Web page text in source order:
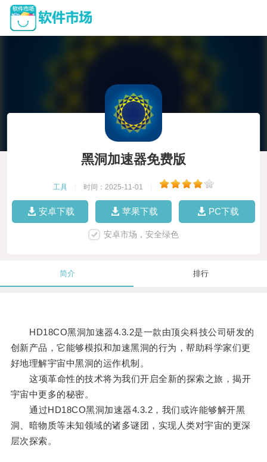
黑洞加速器免费版
工具 时间：2025-11-01
安卓下载 苹果下载 PC下载
安卓市场，安全绿色
简介 排行
HD18CO黑洞加速器4.3.2是一款由顶尖科技公司研发的
创新产品，它能够模拟和加速黑洞的行为，帮助科学家们更
好地理解宇宙中黑洞的运作机制。
这项革命性的技术将为我们开启全新的探索之旅，揭开
宇宙中更多的秘密。
通过HD18CO黑洞加速器4.3.2，我们或许能够解开黑
洞、暗物质等未知领域的诸多谜团，实现人类对宇宙的更深
层次探索。